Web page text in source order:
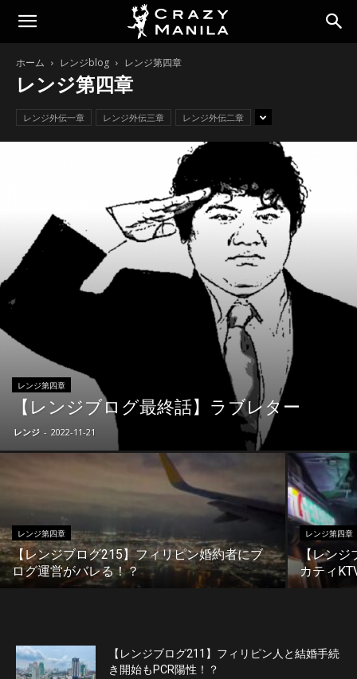
ホーム レンジblog レンジ第四章
レンジ第四章
レンジ外伝一章 レンジ外伝三章 レンジ外伝二章
レンジ第四章
【レンジブログ最終話】ラブレター
レンジ - 2022-11-21
レンジ第四章
【レンジブログ215】フィリピン婚約者にブ
ログ運営がバレる！？
レンジ第四章
【レンジ
カティ
【レンジブログ211】フィリピン人と結婚手続
き開始もPCR陽性！？